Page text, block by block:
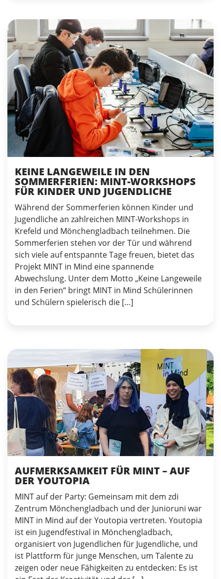
KEINE LANGEWEILE IN DEN
SOMMERFERIEN: MINT-WORKSHOPS
FÜR KINDER UND JUGENDLICHE
Während der Sommerferien können Kinder und
Jugendliche an zahlreichen MINT-Workshops in
Krefeld und Mönchengladbach teilnehmen. Die
Sommerferien stehen vor der Tür und während
sich viele auf entspannte Tage freuen, bietet das
Projekt MINT in Mind eine spannende
Abwechslung. Unter dem Motto „Keine Langeweile
in den Ferien“ bringt MINT in Mind Schülerinnen
und Schülern spielerisch die […]
AUFMERKSAMKEIT FÜR MINT – AUF
DER YOUTOPIA
MINT auf der Party: Gemeinsam mit dem zdi
Zentrum Mönchengladbach und der Junioruni war
MINT in Mind auf der Youtopia vertreten. Youtopia
ist ein Jugendfestival in Mönchengladbach,
organisiert von Jugendlichen für Jugendliche, und
ist Plattform für junge Menschen, um Talente zu
zeigen oder neue Fähigkeiten zu entdecken: Es ist